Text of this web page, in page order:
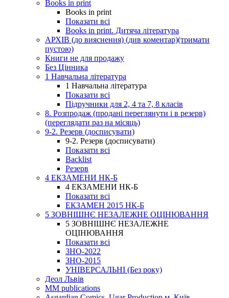
Books in print
Books in print
Показати всі
Books in print. Дитяча література
АРХІВ (до вияснення) (див коментар)(тримати
пустою)
Книги не для продажу
Без Цінника
1 Навчальна література
1 Навчальна література
Показати всі
Підручники для 2, 4 та 7, 8 класів
8. Розпродаж (продані переглянути і в резерв)
(переглядати раз на місяць)
9-2. Резерв (досписувати)
9-2. Резерв (досписувати)
Показати всі
Backlist
Резерв
4 ЕКЗАМЕНИ НК-Б
4 ЕКЗАМЕНИ НК-Б
Показати всі
ЕКЗАМЕН 2015 НК-Б
5 ЗОВНІШНЄ НЕЗАЛЕЖНЕ ОЦІНЮВАННЯ
5 ЗОВНІШНЄ НЕЗАЛЕЖНЕ
ОЦІНЮВАННЯ
Показати всі
ЗНО-2022
ЗНО-2015
УНІВЕРСАЛЬНІ (Без року)
Деол Львів
MM publications